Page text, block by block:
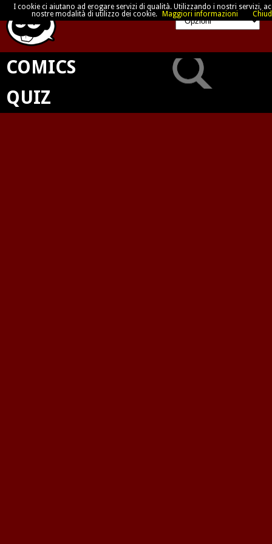
COMICS
QUIZ
I cookie ci aiutano ad erogare servizi di qualità. Utilizzando i nostri servizi,
nostre modalità di utilizzo dei cookie.
Maggiori informazioni